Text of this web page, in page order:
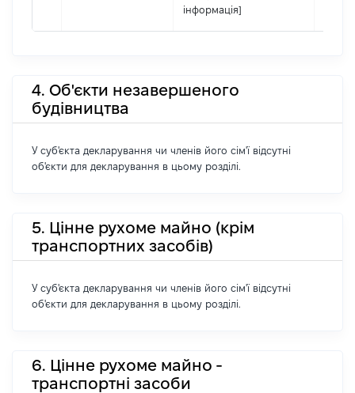
інформація]
4. Об'єкти незавершеного
будівництва
У суб'єкта декларування чи членів його сім'ї відсутні
об'єкти для декларування в цьому розділі.
5. Цінне рухоме майно (крім
транспортних засобів)
У суб'єкта декларування чи членів його сім'ї відсутні
об'єкти для декларування в цьому розділі.
6. Цінне рухоме майно -
транспортні засоби